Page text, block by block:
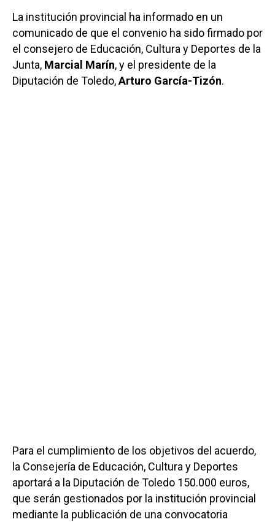
La institución provincial ha informado en un
comunicado de que el convenio ha sido firmado por
el consejero de Educación, Cultura y Deportes de la
Junta, Marcial Marín, y el presidente de la
Diputación de Toledo,Arturo García-Tizón.
Para el cumplimiento de los objetivos del acuerdo,
la Consejería de Educación, Cultura y Deportes
aportará a la Diputación de Toledo 150.000 euros,
que serán gestionados por la institución provincial
mediante la publicación de una convocatoria